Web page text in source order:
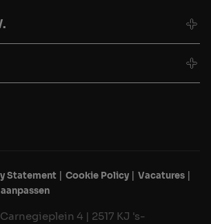
Statement Cookie Policy
Vacatures
4 | 2517 KJ 's-